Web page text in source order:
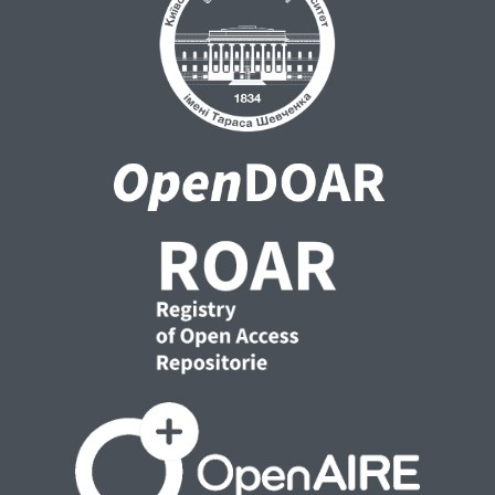
спадщини, зміцнення соціальної
згуртованості та створення конкурентного
і сталого туристичного регіону.